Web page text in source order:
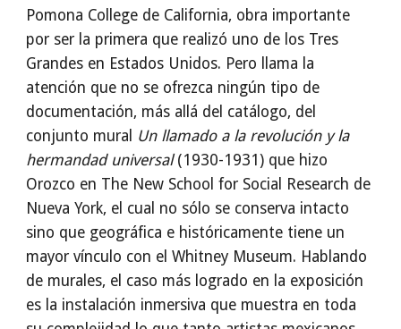
Pomona College de California, obra importante
por ser la primera que realizó uno de los Tres
Grandes en Estados Unidos. Pero llama la
atención que no se ofrezca ningún tipo de
documentación, más allá del catálogo, del
conjunto mural Un llamado a la revolución y la
hermandad universal(1930-1931) que hizo
Orozco en The New School for Social Research de
Nueva York, el cual no sólo se conserva intacto
sino que geográfica e históricamente tiene un
mayor vínculo con el Whitney Museum. Hablando
de murales, el caso más logrado en la exposición
es la instalación inmersiva que muestra en toda